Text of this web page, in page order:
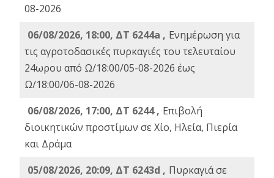
08-2026
06/08/2026, 18:00, ΔΤ 6244a , Ενημέρωση για
τις αγροτοδασικές πυρκαγιές του τελευταίου
24ωρου από Ω/18:00/05-08-2026 έως
Ω/18:00/06-08-2026
06/08/2026, 17:00, ΔΤ 6244 , Επιβολή
διοικητικών προστίμων σε Χίο, Ηλεία, Πιερία
και Δράμα
05/08/2026, 20:09, ΔΤ 6243d , Πυρκαγιά σε